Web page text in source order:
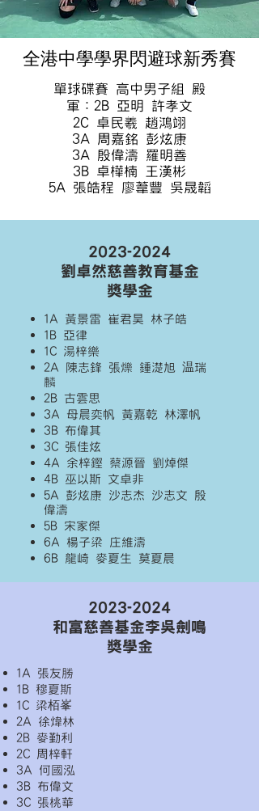
全港中學學界閃避球新秀賽
單球碟賽 高中男子組 殿
軍：2B 亞明 許孝文
2C 卓民羲 趙鴻翊
3A 周嘉銘 彭炫康
3A 殷偉濤 羅明善
3B 卓樺楠 王漢彬
5A 張皓程 廖葦豐 吳晟韜
2023-2024
劉卓然慈善教育基金
獎學金
1A 黃景雷 崔君昊 林子皓
1B 亞律
1C 湯梓樂
2A
陳志鋒 張爍 鍾濋旭 温瑞
麟
2B 古雲思
3A
母晨奕帆 黃嘉乾 林澤帆
3B 布偉其
3C 張佳炫
4A
余梓鏗 蔡源晉 劉焯傑
4B 巫以斯 文卓非
5A
彭炫康 沙志杰 沙志文 殷
偉濤
5B 宋家傑
6A 楊子梁
庄維濤
6B 龍崎
麥夏生 莫夏晨
2023-2024
和富慈善基金李吳劍鳴
獎學金
1A 張友勝
1B 穆夏斯
1C 梁栢峯
2A 徐煒林
2B 麥勤利
2C 周梓軒
3A 何國泓
3B 布偉文
3C 張桃華